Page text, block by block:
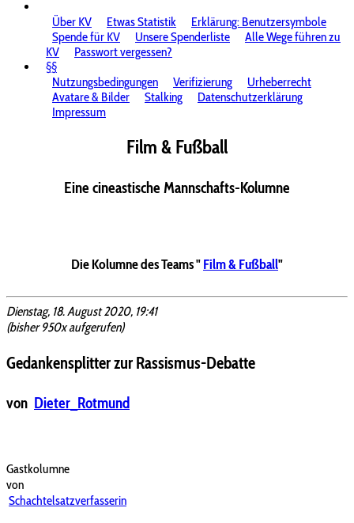
Über KV
Etwas Statistik
Erklärung: Benutzersymbole
Spende für KV
Unsere Spenderliste
Alle Wege führen zu
KV
Passwort vergessen?
§§
Nutzungsbedingungen
Verifizierung
Urheberrecht
Avatare & Bilder
Stalking
Datenschutzerklärung
Impressum
Film & Fußball
Eine cineastische Mannschafts-Kolumne
Die Kolumne des Teams "Film & Fußball"
Dienstag, 18. August 2020, 19:41
(bisher 950x aufgerufen)
Gedankensplitter zur Rassismus-Debatte
von Dieter_Rotmund
Gastkolumne
von
Schachtelsatzverfasserin